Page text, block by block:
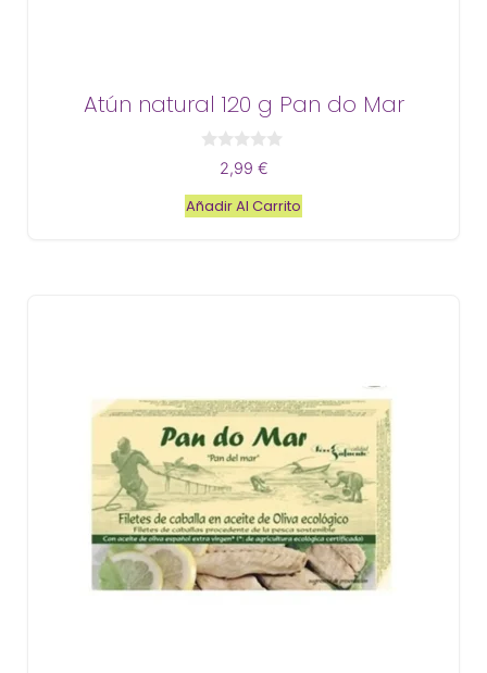
Atún natural 120 g Pan do Mar
e
5
2,99 €
Añadir Al Carrito